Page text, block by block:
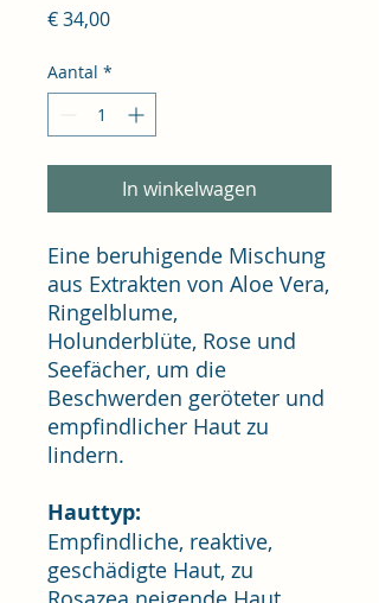
€ 34,00Prijs
Aantal *
In winkelwagen
Eine beruhigende Mischung
aus Extrakten von Aloe Vera,
Ringelblume,
Holunderblüte, Rose und
Seefächer, um die
Beschwerden geröteter und
empfindlicher Haut zu
lindern.
Hauttyp:
Empfindliche, reaktive,
geschädigte Haut, zu